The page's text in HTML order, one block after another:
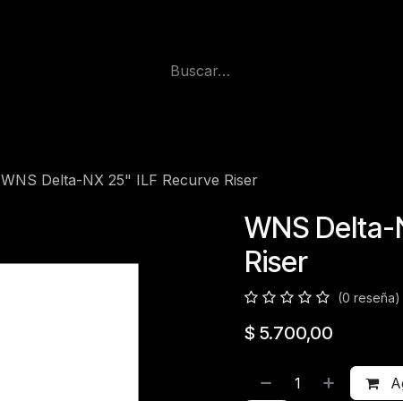
WNS Delta-NX 25" ILF Recurve Riser
WNS
Riser
(0 reseña)
$ 5.700,00